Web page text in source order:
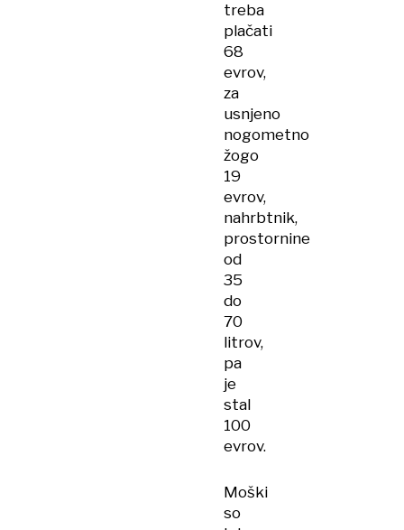
treba
plačati
68
evrov,
za
usnjeno
nogometno
žogo
19
evrov,
nahrbtnik,
prostornine
od
35
do
70
litrov,
pa
je
stal
100
evrov.
Moški
so